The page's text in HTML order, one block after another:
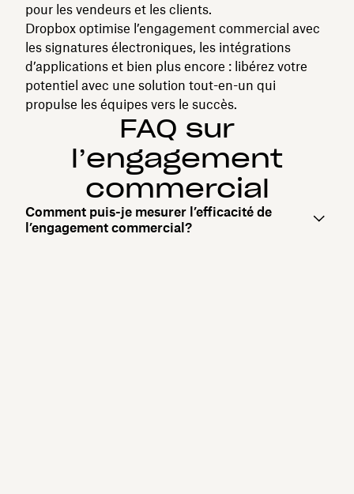
pour les vendeurs et les clients.
Dropbox optimise l’engagement commercial avec
les signatures électroniques, les intégrations
d’applications et bien plus encore : libérez votre
potentiel avec une solution tout-en-un qui
propulse les équipes vers le succès.
FAQ sur
l’engagement
commercial
Comment puis-je mesurer l’efficacité de
l’engagement commercial?